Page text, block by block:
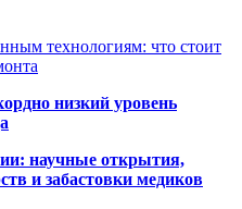
технологиям: что стоит
низкий уровень
научные открытия,
и забастовки медиков